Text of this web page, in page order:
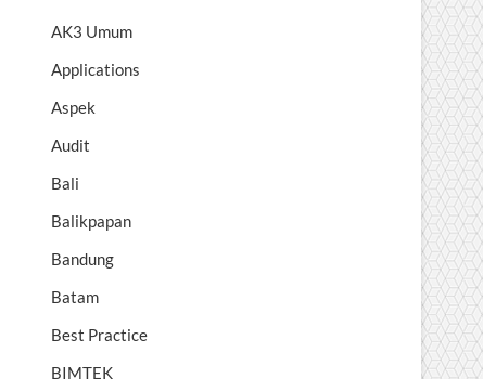
AK3 Umum
Applications
Aspek
Audit
Bali
Balikpapan
Bandung
Batam
Best Practice
BIMTEK